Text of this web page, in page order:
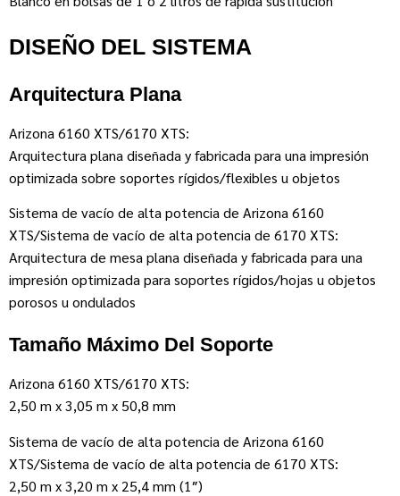
DISEÑO DEL SISTEMA
Arquitectura Plana
Arizona 6160 XTS/6170 XTS:
Arquitectura plana diseñada y fabricada para una impresión
optimizada sobre soportes rígidos/flexibles u objetos
Sistema de vacío de alta potencia de Arizona 6160
XTS/Sistema de vacío de alta potencia de 6170 XTS:
Arquitectura de mesa plana diseñada y fabricada para una
impresión optimizada para soportes rígidos/hojas u objetos
porosos u ondulados
Tamaño Máximo Del Soporte
Arizona 6160 XTS/6170 XTS:
2,50 m x 3,05 m x 50,8 mm
Sistema de vacío de alta potencia de Arizona 6160
XTS/Sistema de vacío de alta potencia de 6170 XTS:
2,50 m x 3,20 m x 25,4 mm (1″)